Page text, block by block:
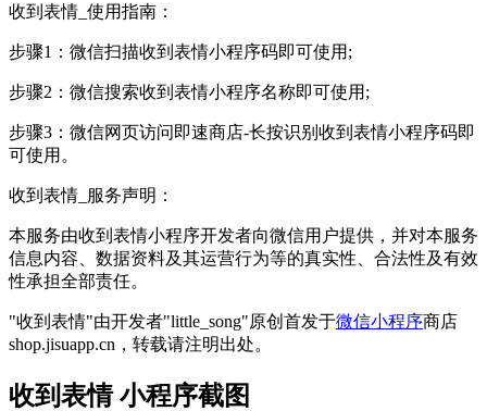
收到表情_使用指南：
步骤1：微信扫描收到表情小程序码即可使用;
步骤2：微信搜索收到表情小程序名称即可使用;
步骤3：微信网页访问即速商店-长按识别收到表情小程序码即
可使用。
收到表情_服务声明：
本服务由收到表情小程序开发者向微信用户提供，并对本服务
信息内容、数据资料及其运营行为等的真实性、合法性及有效
性承担全部责任。
"收到表情"由开发者"little_song"原创首发于微信小程序商店
shop.jisuapp.cn，转载请注明出处。
收到表情 小程序截图